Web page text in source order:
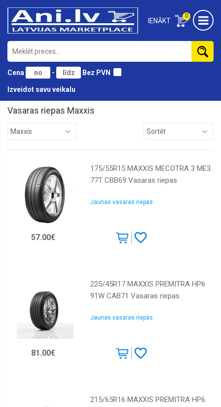
0
IENĀKT
Cena - Bez PVN
Izveidot savu veikalu
Goodrich
Black
lion
Bridgestone
Continental
Federal
Radial
General
Vasaras riepas Maxxis
175/55R15 MAXXIS MECOTRA 3 ME3
77T CBB69 Vasaras riepas
Jaunas vasaras riepas
57.00€
225/45R17 MAXXIS PREMITRA HP6
91W CAB71 Vasaras riepas
Jaunas vasaras riepas
81.00€
215/65R16 MAXXIS PREMITRA HP6